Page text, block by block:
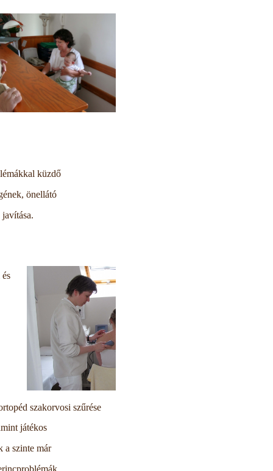
küzdő
önellátó
javítása.
szakorvosi szűrése
játékos
a szinte már